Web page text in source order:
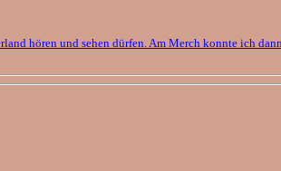
hören und sehen dürfen. Am Merch konnte ich